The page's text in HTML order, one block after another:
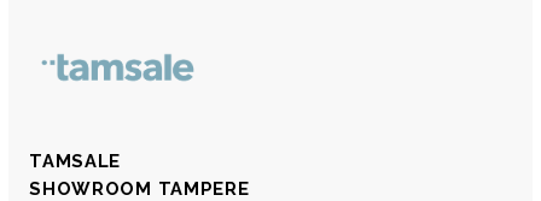
TAMSALE
SHOWROOM TAMPERE